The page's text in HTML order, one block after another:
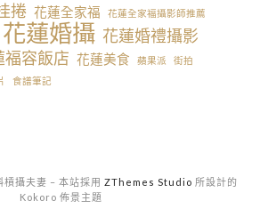
捲 花蓮全家福 花蓮全家福攝影師推薦
花蓮婚攝 花蓮婚禮攝影
福容飯店 花蓮美食 蘋果派
街拍
食譜筆記
槓攝夫妻 – 本站採用 ZThemes Studio 所設計的
Kokoro 佈景主題